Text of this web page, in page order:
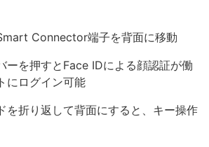
Connector端子を背面に移動
ーを押すとFace IDによる顔認証が働
にログイン可能
を折り返して背面にすると、キー操作